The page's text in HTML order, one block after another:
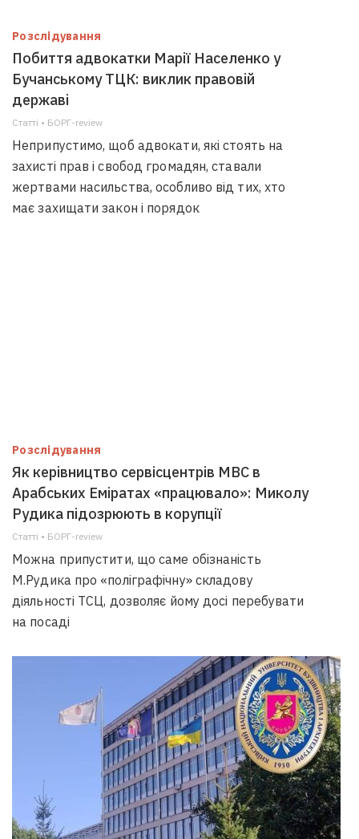
Розслідування
Побиття адвокатки Марії Населенко у
Бучанському ТЦК: виклик правовій
державі
Статті • БОРГ-review
Неприпустимо, щоб адвокати, які стоять на
захисті прав і свобод громадян, ставали
жертвами насильства, особливо від тих, хто
має захищати закон і порядок
Розслідування
Як керівництво сервісцентрів МВС в
Арабських Еміратах «працювало»: Миколу
Рудика підозрюють в корупції
Статті • БОРГ-review
Можна припустити, що саме обізнаність
М.Рудика про «поліграфічну» складову
діяльності ТСЦ, дозволяє йому досі перебувати
на посаді